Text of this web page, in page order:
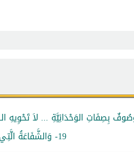
19- وَالشَّفَاعَةُ الَّتِي ادَّخَرَهَا لَهُمْ حَقٌّ، كَمَا رُوِيَ فِي الأَخْبَارِ.